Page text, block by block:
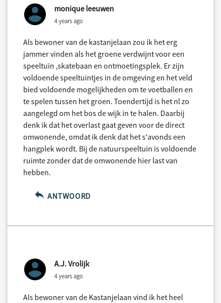
monique leeuwen
4 years ago
Als bewoner van de kastanjelaan zou ik het erg
jammer vinden als het groene verdwijnt voor een
speeltuin ,skatebaan en ontmoetingsplek. Er zijn
voldoende speeltuintjes in de omgeving en het veld
bied voldoende mogelijkheden om te voetballen en
te spelen tussen het groen. Toendertijd is het nl zo
aangelegd om het bos de wijk in te halen. Daarbij
denk ik dat het overlast gaat geven voor de direct
omwonende, omdat ik denk dat het s'avonds een
hangplek wordt. Bij de natuurspeeltuin is voldoende
ruimte zonder dat de omwonende hier last van
hebben.
ANTWOORD
A.J. Vrolijk
4 years ago
Als bewoner van de Kastanjelaan vind ik het heel